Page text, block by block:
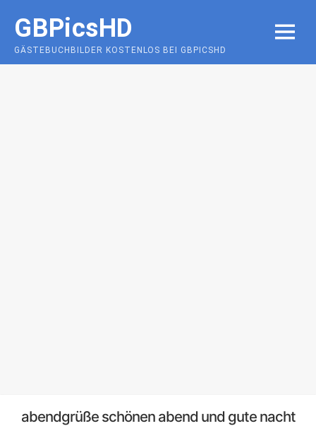
content
GBPicsHD
GÄSTEBUCHBILDER KOSTENLOS BEI GBPICSHD
MENU
abendgrüße schönen abend und gute nacht